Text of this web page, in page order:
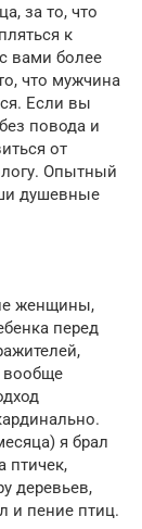
за то, что
к
вами более
что мужчина
Если вы
повода и
от
Опытный
душевные
женщины,
перед
вообще
я брал
птичек,
деревьев,
и пение птиц.